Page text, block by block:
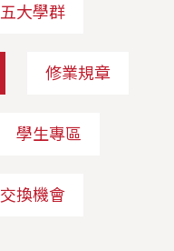
五大學群
修業規章
學生專區
交換機會